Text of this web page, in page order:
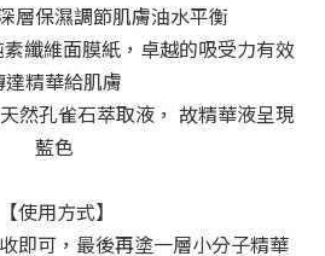
層保濕調節肌膚油水平衡
纖維面膜紙，卓越的吸受力有效
達精華給肌膚
然孔雀石萃取液， 故精華液呈現
藍色
【使用方式】